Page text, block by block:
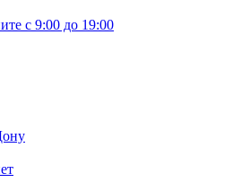
с 9:00 до 19:00